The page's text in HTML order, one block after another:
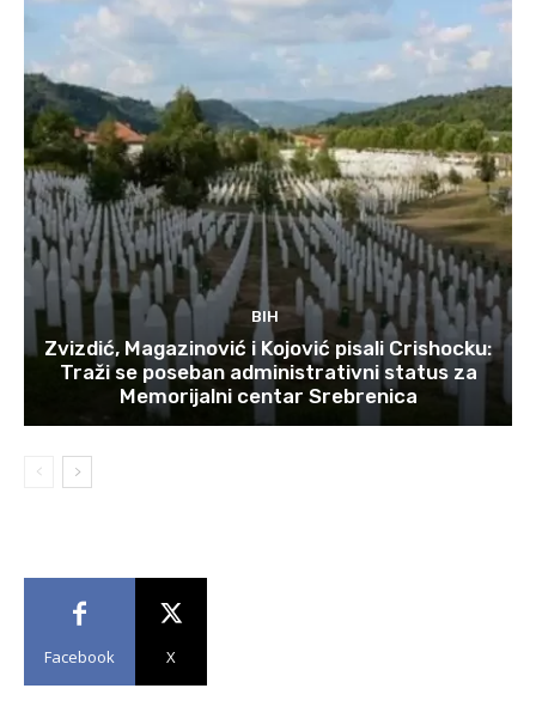
BIH
Zvizdić, Magazinović i Kojović pisali Crishocku:
Traži se poseban administrativni status za
Memorijalni centar Srebrenica
Facebook X